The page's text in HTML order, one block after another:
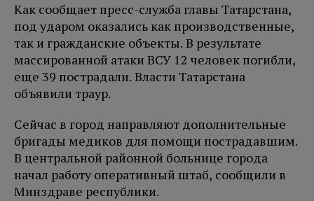
Как сообщает пресс-служба главы Татарстана,
под ударом оказались как производственные,
так и гражданские объекты. В результате
массированной атаки ВСУ 12 человек погибли,
еще 39 пострадали. Власти Татарстана
объявили траур.
Сейчас в город направляют дополнительные
бригады медиков для помощи пострадавшим.
В центральной районной больнице города
начал работу оперативный штаб, сообщили в
Минздраве республики.